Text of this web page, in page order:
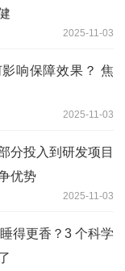
2025-11-03
响保障效果？ 焦
2025-11-03
分投入到研发项目
优势
2025-11-03
得更香？3 个科学